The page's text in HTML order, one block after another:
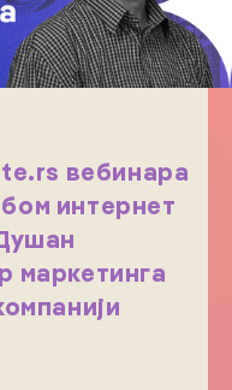
вебинара
интернет
маркетинга